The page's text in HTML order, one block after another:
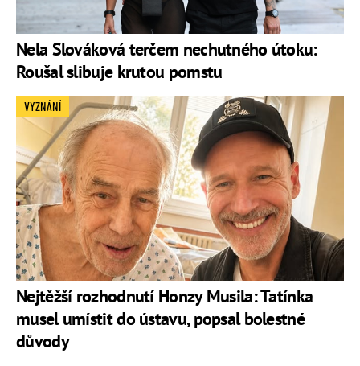
Nela Slováková terčem nechutného útoku:
Roušal slibuje krutou pomstu
Nejtěžší rozhodnutí Honzy Musila: Tatínka
musel umístit do ústavu, popsal bolestné
důvody
VYZNÁNÍ